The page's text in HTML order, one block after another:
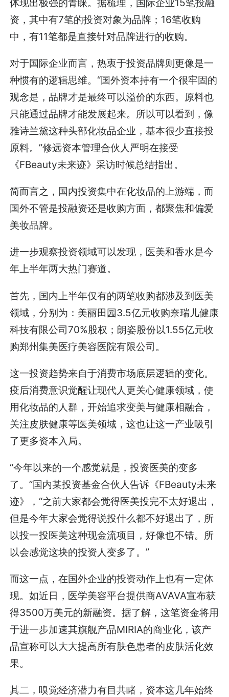
体现出极强的青睐。据梳理，国际企业15笔投融
资，其中有7笔的投资对象为品牌；16笔收购
中，有11笔都是直接针对品牌进行的收购。
对于国际企业而言，热衷于投资品牌则更像是一
种惯有的逻辑思维。“国外资本持有一个很牢固的
观念是，品牌才是最终可以溢价的东西。原料也
只能通过品牌才能发展起来。所以可以看到，像
雅诗兰黛这种头部化妆品企业，基本很少直接投
原料。”修远资本管理合伙人严明在接受
《FBeauty未来迹》采访时候总结指出。
简而言之，国内投资集中在化妆品的上游端，而
国外不管是投融资还是收购方面，都聚焦和偏爱
美妆品牌。
进一步观察投资领域可以发现，医美和香水是今
年上半年两大热门赛道。
首先，国内上半年仅有的两笔收购都涉及到医美
领域，分别为：美丽田园3.5亿元收购奈瑞儿健康
科技有限公司70%股权；朗姿股份以1.55亿元收
购郑州集美医疗美容医院有限公司。
这一投资趋势来自于消费市场底层逻辑的变化。
疫后消费意识觉醒让现代人更关心健康领域，使
用化妆品的人群，开始追求变美与健康相融合，
关注皮肤健康等医美领域，这也让这一产业吸引
了更多资本入局。
“今年以来的一个感觉就是，投资医美的变多
了。”国内某投资基金合伙人告诉《FBeauty未来
迹》，“之前大家都会觉得医美投完不太好退出，
但是今年大家会觉得说投什么都不好退出了，所
以投一投医美这种现金流项目，好像也不错。所
以会感觉这块的投资人变多了。”
而这一点，在国外企业的投资动作上也有一定体
现。如近日，医学美容平台提供商AVAVA宣布获
得3500万美元的新融资。据了解，这笔资金将用
于进一步加速其旗舰产品MIRIA的商业化，该产
品宣称可以大大提高所有肤色患者的皮肤活化效
果。
其二，嗅觉经济潜力有目共睹，资本这几年始终